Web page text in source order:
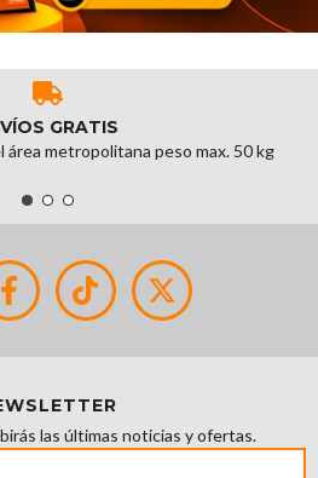
GRATIS
área metropolitana peso max. 50 kg
las últimas noticias y ofertas.